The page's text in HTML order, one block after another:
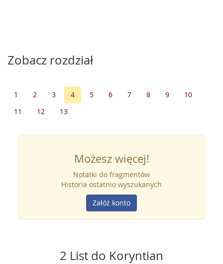
Zobacz rozdział
1 2 3 4 5 6 7 8 9
10
11
12 13
Możesz więcej!
Notatki do fragmentów
Historia ostatnio wyszukanych
Załóż konto
2 List do Koryntian